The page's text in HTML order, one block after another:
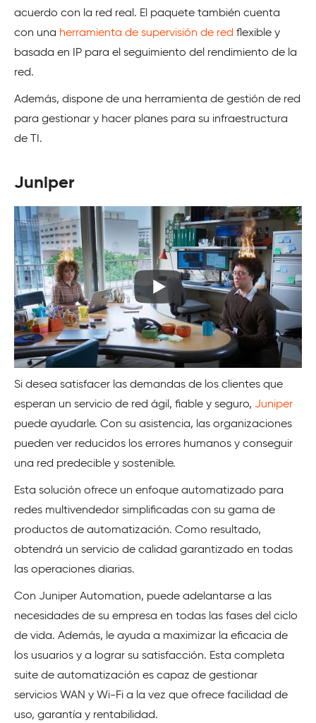
acuerdo con la red real. El paquete también cuenta
con una herramienta de supervisión de red flexible y
basada en IP para el seguimiento del rendimiento de la
red.
Además, dispone de una herramienta de gestión de red
para gestionar y hacer planes para su infraestructura
de TI.
Juniper
Si desea satisfacer las demandas de los clientes que
esperan un servicio de red ágil, fiable y seguro, Juniper
puede ayudarle. Con su asistencia, las organizaciones
pueden ver reducidos los errores humanos y conseguir
una red predecible y sostenible.
Esta solución ofrece un enfoque automatizado para
redes multivendedor simplificadas con su gama de
productos de automatización. Como resultado,
obtendrá un servicio de calidad garantizado en todas
las operaciones diarias.
Con Juniper Automation, puede adelantarse a las
necesidades de su empresa en todas las fases del ciclo
de vida. Además, le ayuda a maximizar la eficacia de
los usuarios y a lograr su satisfacción. Esta completa
suite de automatización es capaz de gestionar
servicios WAN y Wi-Fi a la vez que ofrece facilidad de
uso, garantía y rentabilidad.